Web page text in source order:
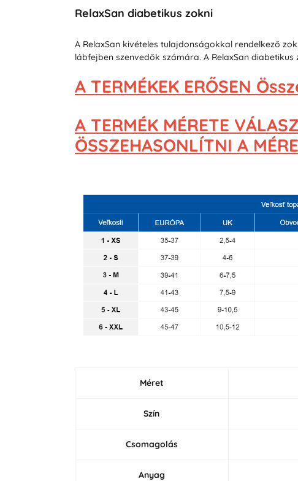
RelaxSan diabetikus zokni
A RelaxSan kivételes tulajdonságokkal rendelkező
lábfejben szenvedők számára. A RelaxSan
A TERMÉKEK ERŐSEN
A TERMÉK MÉRETE
ÖSSZEHASONLÍTNI A
Méret
Szín
Csomagolás
Anyag